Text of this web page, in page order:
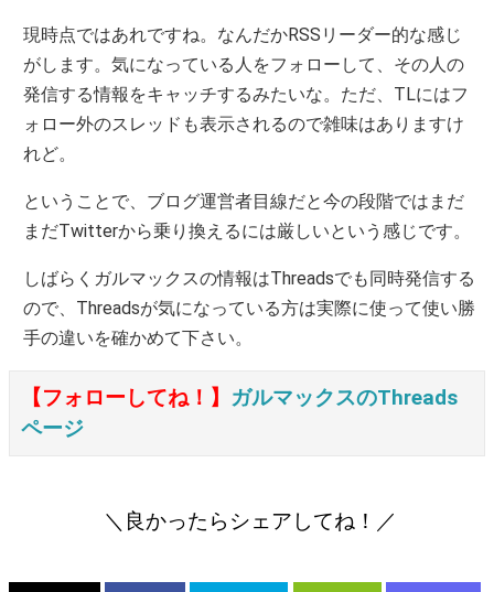
現時点ではあれですね。なんだかRSSリーダー的な感じ
がします。気になっている人をフォローして、その人の
発信する情報をキャッチするみたいな。ただ、TLにはフ
ォロー外のスレッドも表示されるので雑味はありますけ
れど。
ということで、ブログ運営者目線だと今の段階ではまだ
まだTwitterから乗り換えるには厳しいという感じです。
しばらくガルマックスの情報はThreadsでも同時発信する
ので、Threadsが気になっている方は実際に使って使い勝
手の違いを確かめて下さい。
【フォローしてね！】 ガルマックスのThreads
ページ
＼良かったらシェアしてね！／